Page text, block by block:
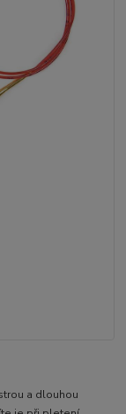
a dlouhou